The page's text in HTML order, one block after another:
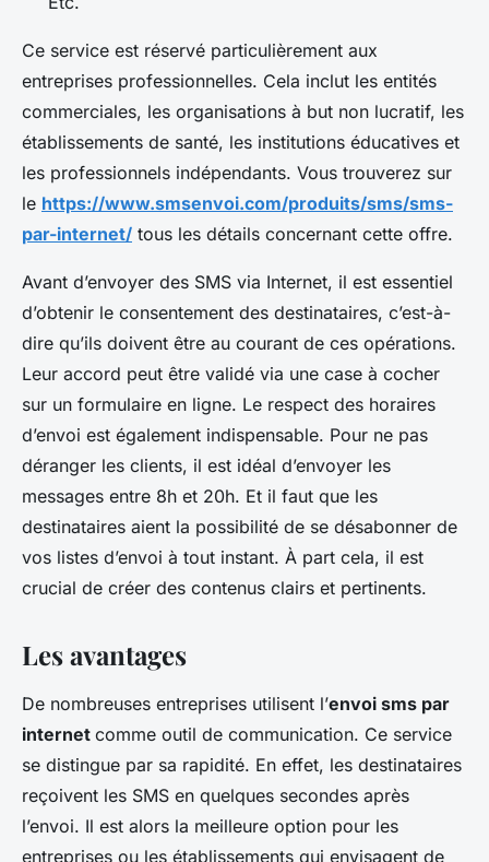
Ce service est réservé particulièrement aux
entreprises professionnelles. Cela inclut les entités
commerciales, les organisations à but non lucratif, les
établissements de santé, les institutions éducatives et
les professionnels indépendants. Vous trouverez sur
le https://www.smsenvoi.com/produits/sms/sms-
par-internet/ tous les détails concernant cette offre.
Avant d’envoyer des SMS via Internet, il est essentiel
d’obtenir le consentement des destinataires, c’est-à-
dire qu’ils doivent être au courant de ces opérations.
Leur accord peut être validé via une case à cocher
sur un formulaire en ligne. Le respect des horaires
d’envoi est également indispensable. Pour ne pas
déranger les clients, il est idéal d’envoyer les
messages entre 8h et 20h. Et il faut que les
destinataires aient la possibilité de se désabonner de
vos listes d’envoi à tout instant. À part cela, il est
crucial de créer des contenus clairs et pertinents.
Les avantages
De nombreuses entreprises utilisent l’envoi sms par
internet comme outil de communication. Ce service
se distingue par sa rapidité. En effet, les destinataires
reçoivent les SMS en quelques secondes après
l’envoi. Il est alors la meilleure option pour les
entreprises ou les établissements qui envisagent de